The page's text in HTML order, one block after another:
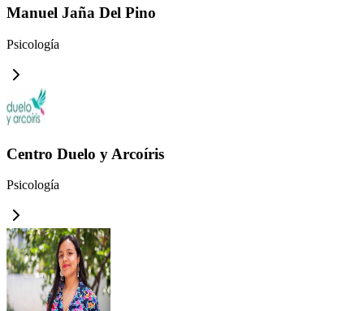
Manuel Jaña Del Pino
Psicología
Centro Duelo y Arcoíris
Psicología